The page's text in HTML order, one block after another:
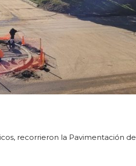
recorrieron la Pavimentación de